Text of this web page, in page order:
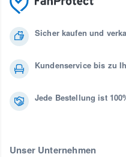
Sicher kaufen und
Kundenservice bis zu
Jede Bestellung ist
Unser Unternehmen